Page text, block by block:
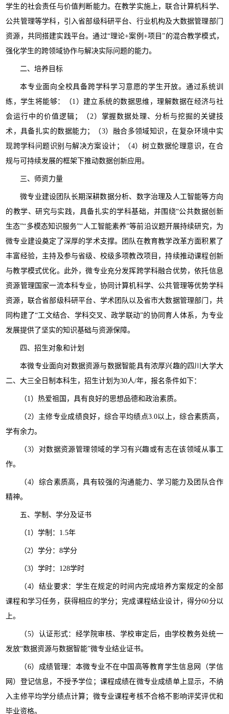
学生的社会责任与价值判断能力。在教学实施上，联合计算机科学、
公共管理等学科，引入省部级科研平台、行业机构及大数据管理部门
资源，共同搭建实践平台。通过“理论+案例+项目”的混合教学模式，
强化学生的跨领域协作与解决实际问题的能力。
二、培养目标
本专业面向全校具备跨学科学习意愿的学生开放。通过系统训
练，学生将能够：（1）建立系统的数据思维，理解数据在经济与社
会运行中的价值逻辑；（2）掌握数据处理、分析与挖掘的关键技
术，具备扎实的数据能力；（3）融合多领域知识，在复杂环境中实
现跨学科问题识别与解决方案设计；（4）树立数据伦理意识，在合
规与可持续发展的框架下推动数据创新应用。
三、师资力量
微专业建设团队长期深耕数据分析、数字治理及人工智能等方向
的教学、研究与实践，具备扎实的学科基础，并围绕“公共数据创新
生态”“多模态知识服务”“人工智能素养”等前沿议题开展持续研究，为
微专业建设奠定了深厚的学术支撑。团队在教育教学改革方面积累了
丰富经验，主持及参与省级、校级多项教改项目，持续推动课程创新
与教学模式优化。此外，微专业充分发挥跨学科融合优势，依托信息
资源管理国家一流本科专业，协同计算机科学、公共管理等优势学科
资源，联合省部级科研平台、学术团队以及省市大数据管理部门，共
同构建了“工文结合、学科交叉、政学联动”的协同育人体系，为专业
发展提供了坚实的知识基础与资源保障。
四、招生对象和计划
本微专业面向对数据资源与数据智能具有浓厚兴趣的四川大学大
二、大三全日制本科生，招生计划为30人/年，报名条件如下：
（1）热爱祖国，具有良好的思想品德和政治素质。
（2）主修专业成绩良好，综合平均绩点3.0以上，综合素质高，
学有余力。
（3）对数据资源管理领域的学习有兴趣或有志在该领域从事工
作。
（4）综合素质高，具有较强的沟通能力、学习能力及团队合作
精神。
五、学制、学分及证书
（1）学制：1.5年
（2）学分：8学分
（3）学时：128学时
（4）结业要求：学生在规定的时间内完成培养方案规定的全部
课程和学习任务，获得相应的学分；完成课程结业设计，得分60分以
上。
（5）认证形式：经学院审核、学校审定后，由学校教务处统一
发放“数据资源与数据智能”微专业结业证书。
（6）成绩管理：本微专业不在中国高等教育学生信息网（学信
网）登记信息，不授予学位；课程成绩在微专业成绩单上显示，不纳
入主修平均学分绩点计算；微专业课程考核不合格不影响评奖评优和
毕业资格。